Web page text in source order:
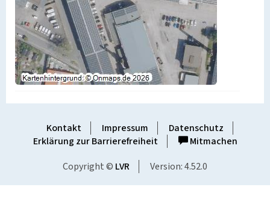
Kontakt Impressum
Datenschutz
Erklärung zur Barrierefreiheit
Mitmachen
Copyright © LVR Version: 4.52.0